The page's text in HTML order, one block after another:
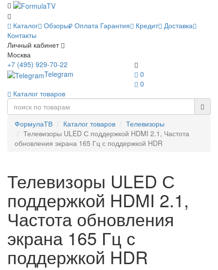
Каталог Обзоры Оплата Гарантия Кредит Доставка
Контакты
Личный кабинет
Москва
0
0
+7 (495) 929-70-22
Telegram
Каталог товаров
ФормулаТВ Каталог товаров
Телевизоры
Телевизоры ULED С поддержкой HDMI 2.1, Частота
обновления экрана 165 Гц с поддержкой HDR
Телевизоры ULED С
поддержкой HDMI 2.1,
Частота обновления
экрана 165 Гц с
поддержкой HDR